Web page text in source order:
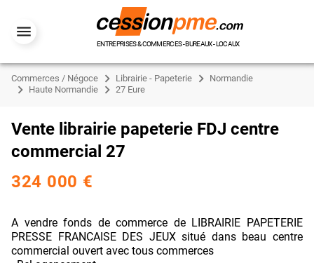
ENTREPRISES & COMMERCES - BUREAUX - LOCAUX
Commerces / Négoce Librairie - Papeterie
Normandie
Haute Normandie
27 Eure
Vente librairie papeterie FDJ centre
commercial 27
324 000 €
A vendre fonds de commerce de LIBRAIRIE PAPETERIE
PRESSE FRANCAISE DES JEUX situé dans beau centre
commercial ouvert avec tous commerces